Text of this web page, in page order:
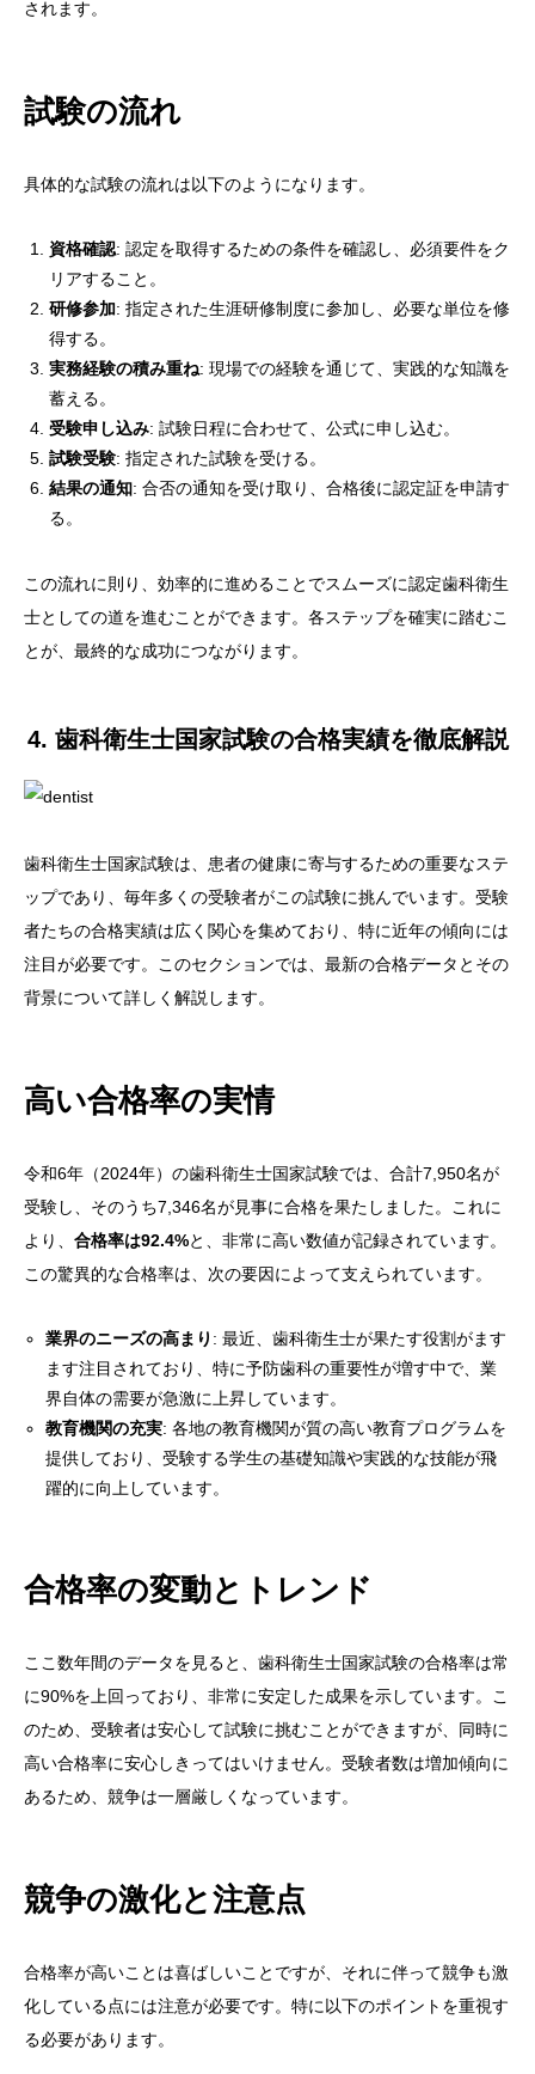
されます。
試験の流れ
具体的な試験の流れは以下のようになります。
資格確認: 認定を取得するための条件を確認し、必須要件をク
リアすること。
研修参加: 指定された生涯研修制度に参加し、必要な単位を修
得する。
実務経験の積み重ね: 現場での経験を通じて、実践的な知識を
蓄える。
受験申し込み: 試験日程に合わせて、公式に申し込む。
試験受験: 指定された試験を受ける。
結果の通知: 合否の通知を受け取り、合格後に認定証を申請す
る。
この流れに則り、効率的に進めることでスムーズに認定歯科衛生
士としての道を進むことができます。各ステップを確実に踏むこ
とが、最終的な成功につながります。
4. 歯科衛生士国家試験の合格実績を徹底解説
歯科衛生士国家試験は、患者の健康に寄与するための重要なステ
ップであり、毎年多くの受験者がこの試験に挑んでいます。受験
者たちの合格実績は広く関心を集めており、特に近年の傾向には
注目が必要です。このセクションでは、最新の合格データとその
背景について詳しく解説します。
高い合格率の実情
令和6年（2024年）の歯科衛生士国家試験では、合計7,950名が
受験し、そのうち7,346名が見事に合格を果たしました。これに
より、 合格率は92.4%と、非常に高い数値が記録されています。
この驚異的な合格率は、次の要因によって支えられています。
業界のニーズの高まり : 最近、歯科衛生士が果たす役割がます
ます注目されており、特に予防歯科の重要性が増す中で、業
界自体の需要が急激に上昇しています。
教育機関の充実: 各地の教育機関が質の高い教育プログラムを
提供しており、受験する学生の基礎知識や実践的な技能が飛
躍的に向上しています。
合格率の変動とトレンド
ここ数年間のデータを見ると、歯科衛生士国家試験の合格率は常
に90%を上回っており、非常に安定した成果を示しています。こ
のため、受験者は安心して試験に挑むことができますが、同時に
高い合格率に安心しきってはいけません。受験者数は増加傾向に
あるため、競争は一層厳しくなっています。
競争の激化と注意点
合格率が高いことは喜ばしいことですが、それに伴って競争も激
化している点には注意が必要です。特に以下のポイントを重視す
る必要があります。